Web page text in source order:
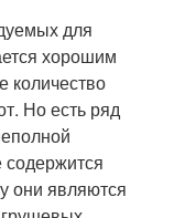
для
хорошим
количество
Но есть ряд
содержится
они являются